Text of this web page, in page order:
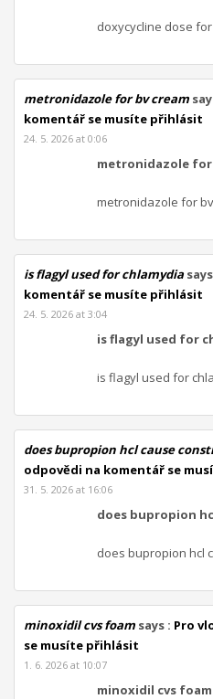
doxycycline dose
metronidazole for bv cream
komentář se musíte přihlásit
24. 5. 2026 at 0:06
metronidazole for
metronidazole for
is flagyl used for chlamydia
komentář se musíte přihlásit
24. 5. 2026 at 3:04
is flagyl used for
is flagyl used for
does bupropion hcl cause
odpovědi na komentář se
31. 5. 2026 at 16:06
does bupropion
does bupropion hcl
minoxidil cvs foam says : Pro
se musíte přihlásit
1. 6. 2026 at 10:07
minoxidil cvs foam